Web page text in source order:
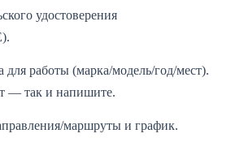
удостоверения
для работы (марка/модель/год/мест).
— так и напишите.
маршруты и график.